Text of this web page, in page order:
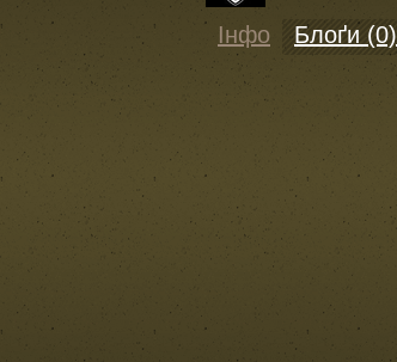
Інфо Блоґи (0)